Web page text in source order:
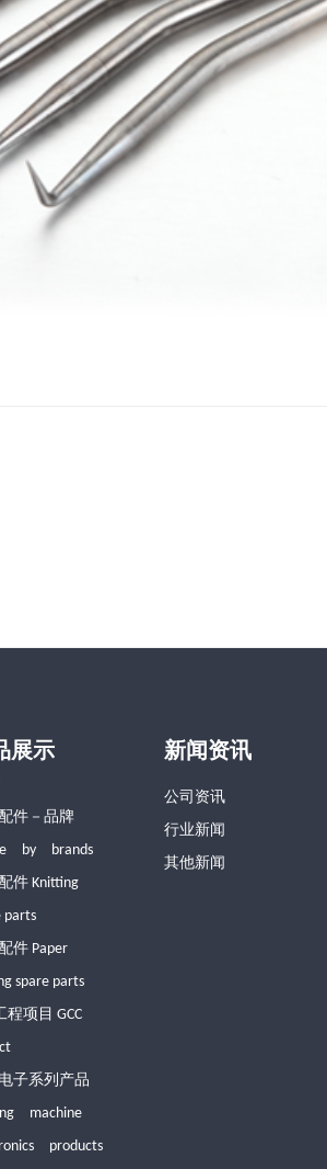
展示
件－品牌
by brands
件 Knitting
parts
件 Paper
spare parts
程项目 GCC
子系列产品
machine
products
新闻资讯
公司资讯
行业新闻
其他新闻